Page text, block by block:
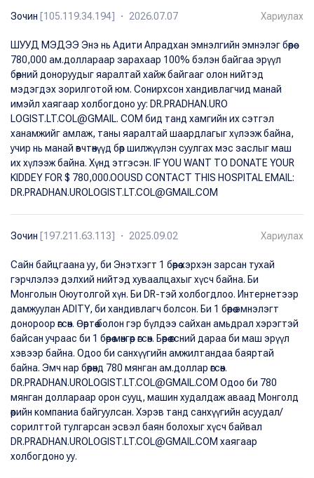
Зочин [105.119.34.194] ・ 2026.07.07 Хариулах
ШУУД МЭДЭЭ Энэ нь Адити Апрадхан эмнэлгийн эмнэлэг бөөрөө
780,000 ам.доллараар зарахаар 100% бэлэн байгаа эрүүл
бөөрний доноруудыг яаралтай хайж байгааг олон нийтэд
мэдэгдэх зорилготой юм. Сонирхсон хандивлагчид манай
имэйл хаягаар холбогдоно уу: DR.PRADHAN.URO
LOGIST.LT.COL@GMAIL. COM бид танд хамгийн их сэтгэл
ханамжийг амлаж, таны яаралтай шаардлагыг хүлээж байна,
учир нь манай өвчтөнүүд бөөр шилжүүлэн суулгах мэс заслыг маш
их хүлээж байна. Хүнд этгэсэн. IF YOU WANT TO DONATE YOUR
KIDDEY FOR $ 780,000.OOUSD CONTACT THIS HOSPITAL EMAIL:
DR.PRADHAN.UROLOGIST.LT.COL@GMAIL.COM
Зочин [197.211.63.113] ・ 2025.09.02 Хариулах
Сайн байцгаана уу, би Энэтхэгт 1 бөөрөө хэрхэн зарсан тухай
гэрчлэлээ дэлхий нийтэд хуваалцахыг хүсч байна. Би
Монголын Оюутолгой хүн. Би DR-тэй холбогдлоо. Интернетээр
дамжуулан ADITY, би хандивлагч болсон. Би 1 бөөрөө эмнэлэгт
донороор өгсөн. Өөртөө болон гэр бүлдээ сайхан амьдрал хэрэгтэй
байсан учраас би 1 бөөрөө мөнгөөр өгсөн. Бөөрөө өгсний дараа би маш эрүүл
хэвээр байна. Одоо би санхүүгийн амжилтандаа баяртай
байна. Эмч нар бөөрөнд 780 мянган ам.доллар өгсөн.
DR.PRADHAN.UROLOGIST.LT.COL@GMAIL.COM Одоо би 780
мянган доллараар орон сууц, машин худалдаж аваад Монголд
өөрийн компаниа байгуулсан. Хэрэв танд санхүүгийн асуудал/
сорилттой тулгарсан эсвэл баян болохыг хүсч байвал
DR.PRADHAN.UROLOGIST.LT.COL@GMAIL.COM хаягаар
холбогдоно уу.